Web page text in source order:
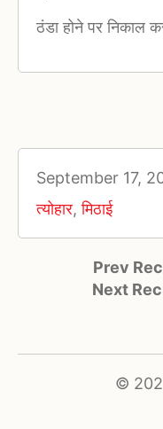
ठंडा होने पर निकाल
September 17,
त्योहार,मिठाई
Prev
Next
©